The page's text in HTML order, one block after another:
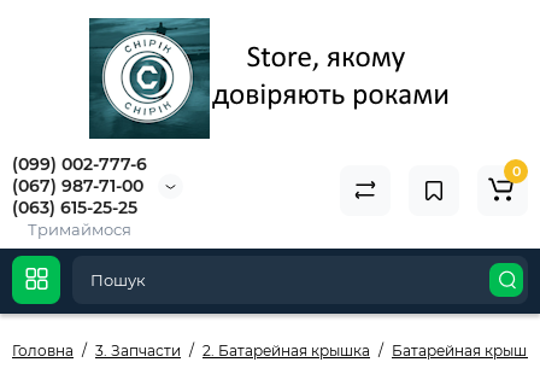
(099) 002-777-6
(067) 987-71-00
(063) 615-25-25
Тримаймося
0
Головна 3. Запчасти 2. Батарейная крышка Батарейная